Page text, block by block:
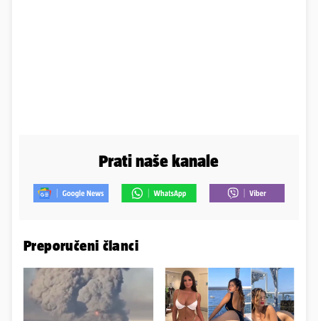
Prati naše kanale
Preporučeni članci